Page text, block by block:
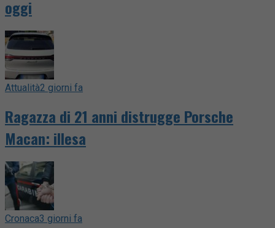
oggi
Attualità2 giorni fa
Ragazza di 21 anni distrugge Porsche
Macan: illesa
Cronaca3 giorni fa